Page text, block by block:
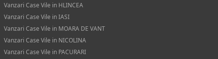
Vanzari Case Vile in HLINCEA
Vanzari Case Vile in IASI
Vanzari Case Vile in MOARA DE VANT
Vanzari Case Vile in NICOLINA
Vanzari Case Vile in PACURARI